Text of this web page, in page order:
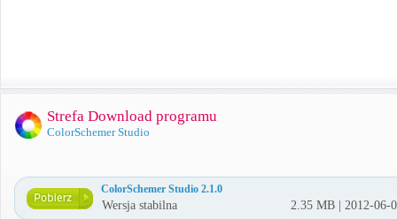
Strefa Download programu
ColorSchemer Studio
ColorSchemer Studio 2.1.0
Wersja stabilna 2.35 MB | 2012-06-